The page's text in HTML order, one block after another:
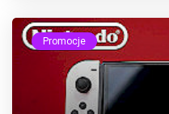
Promocje